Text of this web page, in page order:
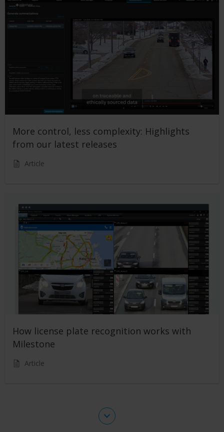
More control, less complexity: Highlights
from our latest releases
Article
How license plate recognition works with
Milestone
Article